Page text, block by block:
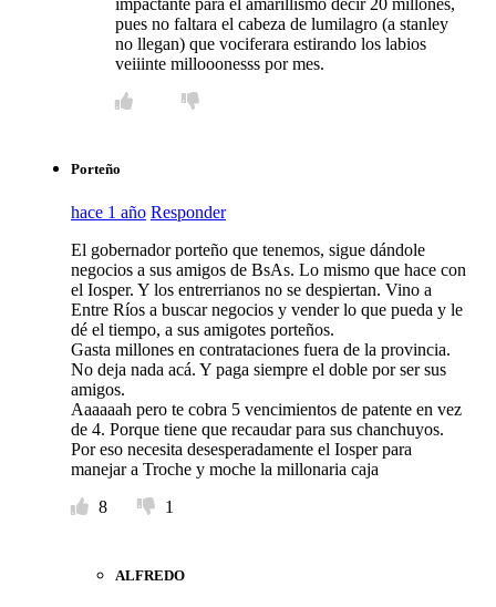
impactante para el amarillismo decir 20 millones,
pues no faltara el cabeza de lumilagro (a stanley
no llegan) que vociferara estirando los labios
veiiinte millooonesss por mes.
Porteño
hace 1 año Responder
El gobernador porteño que tenemos, sigue dándole
negocios a sus amigos de BsAs. Lo mismo que hace con
el Iosper. Y los entrerrianos no se despiertan. Vino a
Entre Ríos a buscar negocios y vender lo que pueda y le
dé el tiempo, a sus amigotes porteños.
Gasta millones en contrataciones fuera de la provincia.
No deja nada acá. Y paga siempre el doble por ser sus
amigos.
Aaaaaah pero te cobra 5 vencimientos de patente en vez
de 4. Porque tiene que recaudar para sus chanchuyos.
Por eso necesita desesperadamente el Iosper para
manejar a Troche y moche la millonaria caja
8
1
ALFREDO